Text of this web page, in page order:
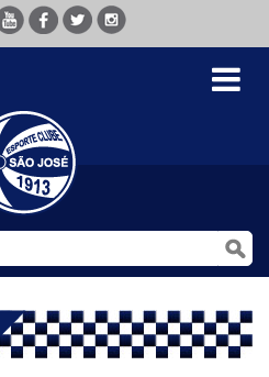
Toggle